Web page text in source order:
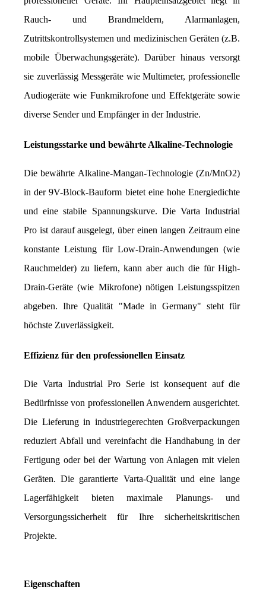
Rauch- und Brandmeldern, Alarmanlagen,
Zutrittskontrollsystemen und medizinischen Geräten (z.B.
mobile Überwachungsgeräte). Darüber hinaus versorgt
sie zuverlässig Messgeräte wie Multimeter, professionelle
Audiogeräte wie Funkmikrofone und Effektgeräte sowie
diverse Sender und Empfänger in der Industrie.
Leistungsstarke und bewährte Alkaline-Technologie
Die bewährte Alkaline-Mangan-Technologie (Zn/MnO2)
in der 9V-Block-Bauform bietet eine hohe Energiedichte
und eine stabile Spannungskurve. Die Varta Industrial
Pro ist darauf ausgelegt, über einen langen Zeitraum eine
konstante Leistung für Low-Drain-Anwendungen (wie
Rauchmelder) zu liefern, kann aber auch die für High-
Drain-Geräte (wie Mikrofone) nötigen Leistungsspitzen
abgeben. Ihre Qualität "Made in Germany" steht für
höchste Zuverlässigkeit.
Effizienz für den professionellen Einsatz
Die Varta Industrial Pro Serie ist konsequent auf die
Bedürfnisse von professionellen Anwendern ausgerichtet.
Die Lieferung in industriegerechten Großverpackungen
reduziert Abfall und vereinfacht die Handhabung in der
Fertigung oder bei der Wartung von Anlagen mit vielen
Geräten. Die garantierte Varta-Qualität und eine lange
Lagerfähigkeit bieten maximale Planungs- und
Versorgungssicherheit für Ihre sicherheitskritischen
Projekte.
Eigenschaften